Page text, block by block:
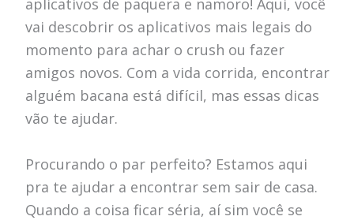
aplicativos de paquera e namoro! Aqui, você
vai descobrir os aplicativos mais legais do
momento para achar o crush ou fazer
amigos novos. Com a vida corrida, encontrar
alguém bacana está difícil, mas essas dicas
vão te ajudar.
Procurando o par perfeito? Estamos aqui
pra te ajudar a encontrar sem sair de casa.
Quando a coisa ficar séria, aí sim você se